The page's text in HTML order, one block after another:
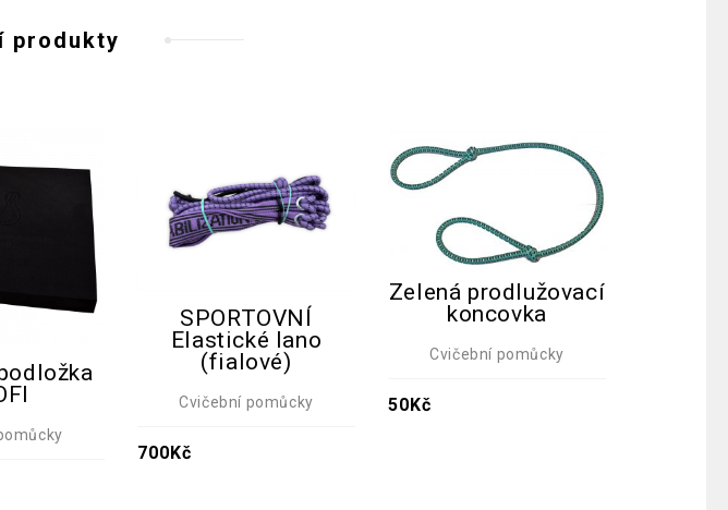
produkty
SPORTOVNÍ
Elastické lano
(fialové)
Cvičební pomůcky
700 Kč
Zelená prodlužovací
koncovka
Cvičební pomůcky
50Kč